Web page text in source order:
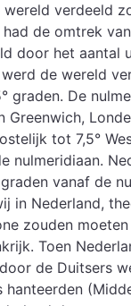
verdeeld
de omtrek
door het aantal
de wereld
graden. De
Greenwich,
tot 7,5°
nulmeridiaan.
vanaf de
in Nederland,
zouden
Toen
de Duitsers
hanteerden